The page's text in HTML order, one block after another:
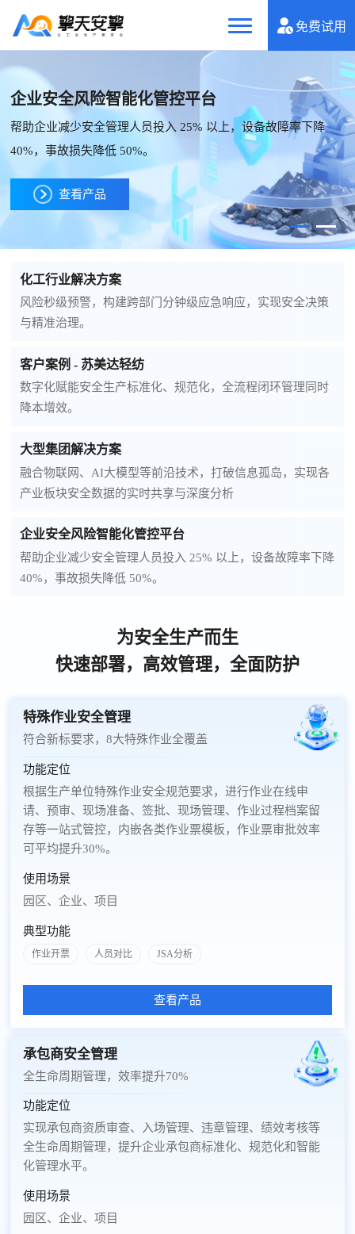
免费试用
企业安全风险智能化管控平台
帮助企业减少安全管理人员投入 25% 以上，设备故障率下降
40%，事故损失降低 50%。
查看产品
化工行业解决方案
风险秒级预警，构建跨部门分钟级应急响应，实现安全决策
与精准治理。
客户案例 - 苏美达轻纺
数字化赋能安全生产标准化、规范化，全流程闭环管理同时
降本增效。
大型集团解决方案
融合物联网、AI大模型等前沿技术，打破信息孤岛，实现各
产业板块安全数据的实时共享与深度分析
企业安全风险智能化管控平台
帮助企业减少安全管理人员投入 25% 以上，设备故障率下降
40%，事故损失降低 50%。
为安全生产而生
快速部署，高效管理，全面防护
特殊作业安全管理
符合新标要求，8大特殊作业全覆盖
功能定位
根据生产单位特殊作业安全规范要求，进行作业在线申
请、预审、现场准备、签批、现场管理、作业过程档案留
存等一站式管控，内嵌各类作业票模板，作业票审批效率
可平均提升30%。
使用场景
园区、企业、项目
典型功能
作业开票 人员对比 JSA分析
查看产品
承包商安全管理
全生命周期管理，效率提升70%
功能定位
实现承包商资质审查、入场管理、违章管理、绩效考核等
全生命周期管理，提升企业承包商标准化、规范化和智能
化管理水平。
使用场景
园区、企业、项目